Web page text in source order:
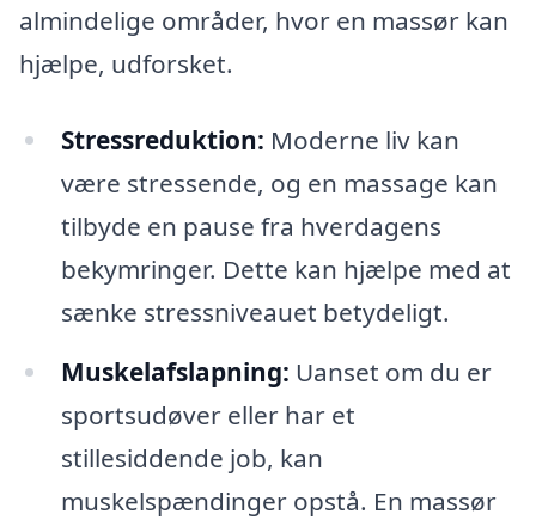
almindelige områder, hvor en massør kan
hjælpe, udforsket.
Stressreduktion: Moderne liv kan
være stressende, og en massage kan
tilbyde en pause fra hverdagens
bekymringer. Dette kan hjælpe med at
sænke stressniveauet betydeligt.
Muskelafslapning: Uanset om du er
sportsudøver eller har et
stillesiddende job, kan
muskelspændinger opstå. En massør